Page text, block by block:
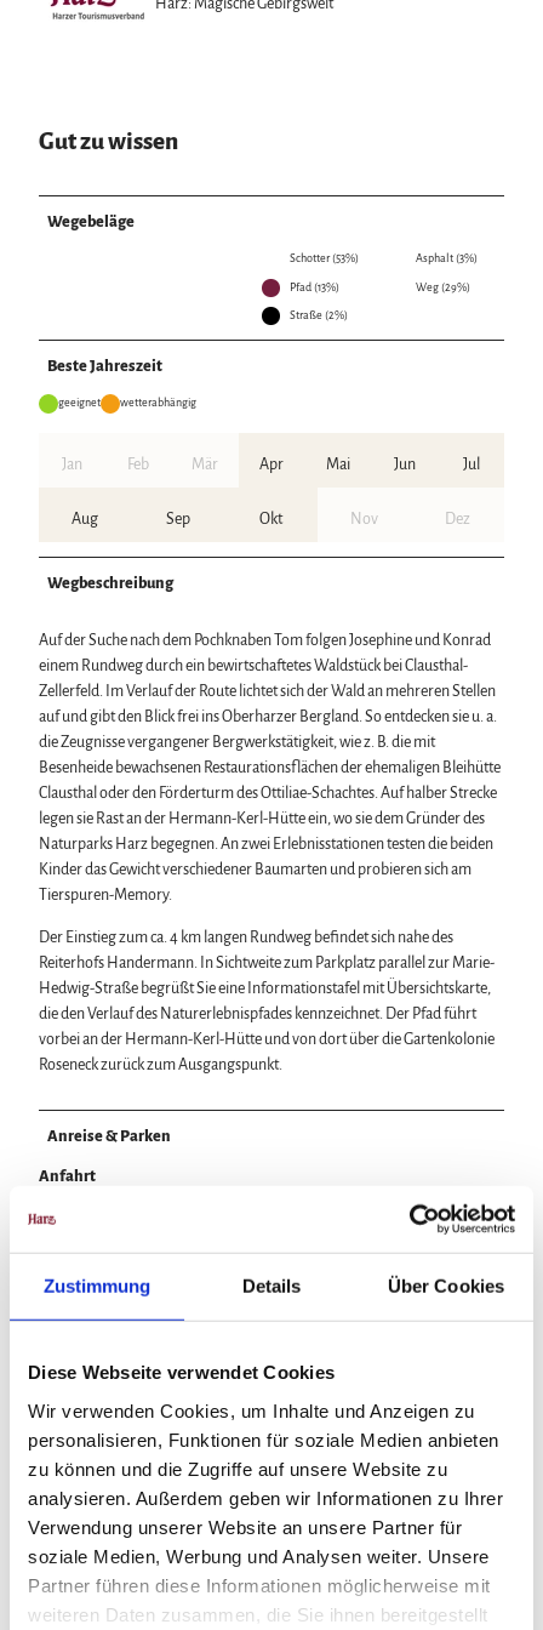
Zustimmung Details Über Cookies
Diese Webseite verwendet Cookies
Wir verwenden Cookies, um Inhalte und Anzeigen zu
personalisieren, Funktionen für soziale Medien anbieten
zu können und die Zugriffe auf unsere Website zu
analysieren. Außerdem geben wir Informationen zu Ihrer
Verwendung unserer Website an unsere Partner für
soziale Medien, Werbung und Analysen weiter. Unsere
Partner führen diese Informationen möglicherweise mit
weiteren Daten zusammen, die Sie ihnen bereitgestellt
Gut zu wissen
Wegebeläge
Schotter (53%) Asphalt (3%)
Pfad (13%) Weg (29%)
Straße (2%)
Beste Jahreszeit
geeignet wetterabhängig
Jan Feb Mär Apr Mai Jun Jul
Aug Sep Okt Nov Dez
Wegbeschreibung
Auf der Suche nach dem Pochknaben Tom folgen Josephine und Konrad
einem Rundweg durch ein bewirtschaftetes Waldstück bei Clausthal-
Zellerfeld. Im Verlauf der Route lichtet sich der Wald an mehreren Stellen
auf und gibt den Blick frei ins Oberharzer Bergland. So entdecken sie u. a.
die Zeugnisse vergangener Bergwerkstätigkeit, wie z. B. die mit
Besenheide bewachsenen Restaurationsflächen der ehemaligen Bleihütte
Clausthal oder den Förderturm des Ottiliae-Schachtes. Auf halber Strecke
legen sie Rast an der Hermann-Kerl-Hütte ein, wo sie dem Gründer des
Naturparks Harz begegnen. An zwei Erlebnisstationen testen die beiden
Kinder das Gewicht verschiedener Baumarten und probieren sich am
Tierspuren-Memory.
Der Einstieg zum ca. 4 km langen Rundweg befindet sich nahe des
Reiterhofs Handermann. In Sichtweite zum Parkplatz parallel zur Marie-
Hedwig-Straße begrüßt Sie eine Informationstafel mit Übersichtskarte,
die den Verlauf des Naturerlebnispfades kennzeichnet. Der Pfad führt
vorbei an der Hermann-Kerl-Hütte und von dort über die Gartenkolonie
Roseneck zurück zum Ausgangspunkt.
Anreise & Parken
Anfahrt
B241 bis Clausthal-Zellerfeld, Ortseingang Süd, über Osteröder Straße in
Öffentliche Verkehrsmittel
Bushaltestelle Osteröder Straße Clausthal-Zellerfeld.
www.robinsonspielplatz-harz.de